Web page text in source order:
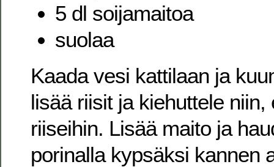
5 dl soijamaitoa
suolaa
Kaada vesi kattilaan ja
lisää riisit ja kiehuttele
riiseihin. Lisää maito ja
porinalla kypsäksi kannen